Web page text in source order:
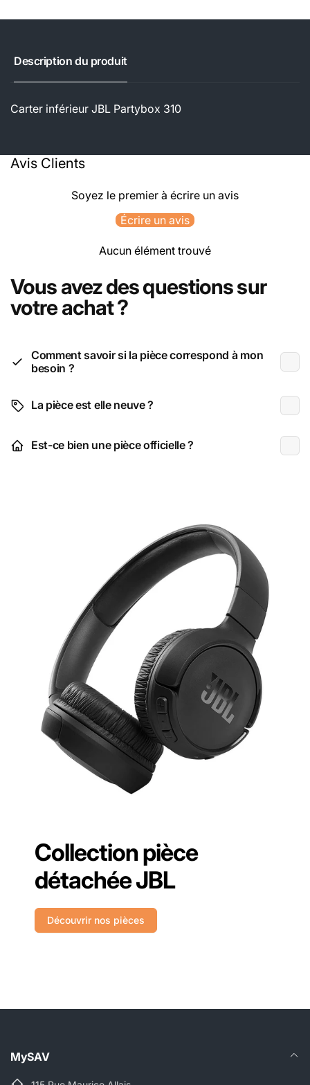
Description du produit
Carter inférieur JBL Partybox 310
Avis Clients
Soyez le premier à écrire un avis
Écrire un avis
Aucun élément trouvé
Vous avez des questions sur
votre achat ?
Comment savoir si la pièce correspond à mon
besoin ?
La pièce est elle neuve ?
Est-ce bien une pièce officielle ?
Collection pièce
détachée JBL
Découvrir nos pièces
MySAV